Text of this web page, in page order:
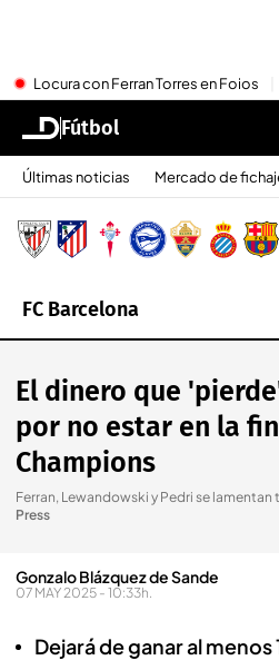
Locura con Ferran Torres en Foios
Fútbol
Últimas noticias Mercado de
FC Barcelona
El dinero que
por no estar en la
Champions
Ferran, Lewandowski y Pedri se
Press
Gonzalo Blázquez de Sande
07 MAY 2025 - 10:33h.
Dejará de ganar al